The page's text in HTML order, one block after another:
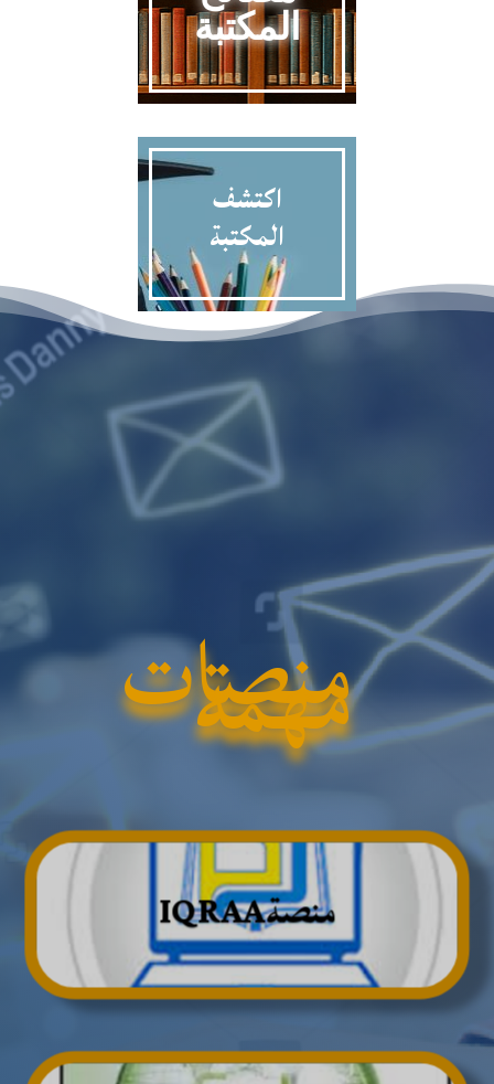
المكتبة
اكتشف
المكتبة
منصات
مهمة
منصةIQRAA